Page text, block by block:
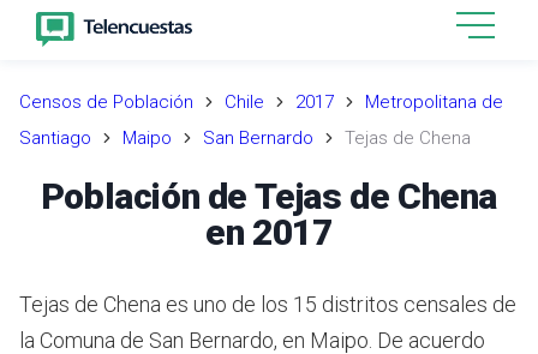
Censos de Población Chile 2017
Metropolitana de
Santiago
Maipo San Bernardo Tejas de Chena
Población de Tejas de Chena
en 2017
Tejas de Chena es uno de los 15 distritos censales de
la Comuna de San Bernardo, en Maipo. De acuerdo